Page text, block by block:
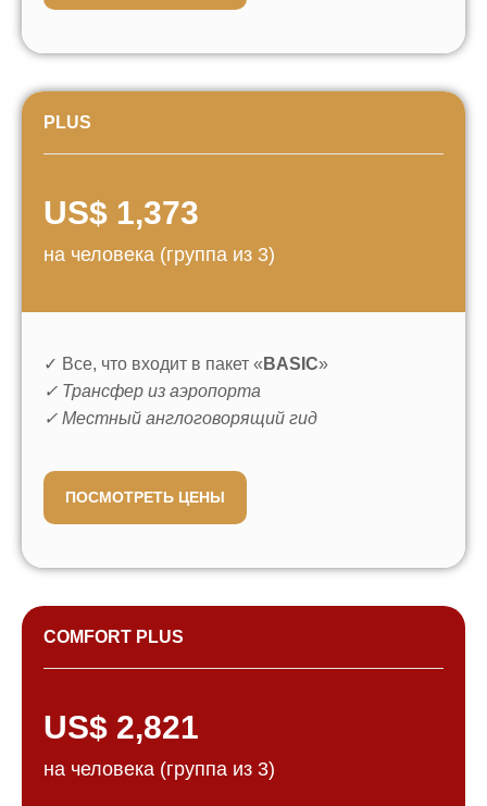
PLUS
US$ 1,373
на человека (группа из 3)
✓ Все, что входит в пакет « BASIC»
✓ Трансфер из аэропорта
✓ Местный англоговорящий гид
ПОСМОТРЕТЬ ЦЕНЫ
COMFORT PLUS
US$ 2,821
на человека (группа из 3)
Точка отправления:
Встреча в Актау в 09:30 утра
Высадка в Актау в 18:00
ОБНОВЛЕННЫЙ МАРШРУТ
2026